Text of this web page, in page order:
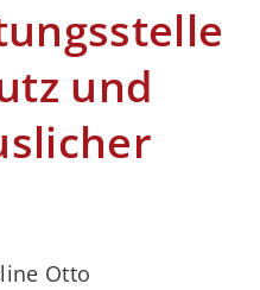
und
Otto